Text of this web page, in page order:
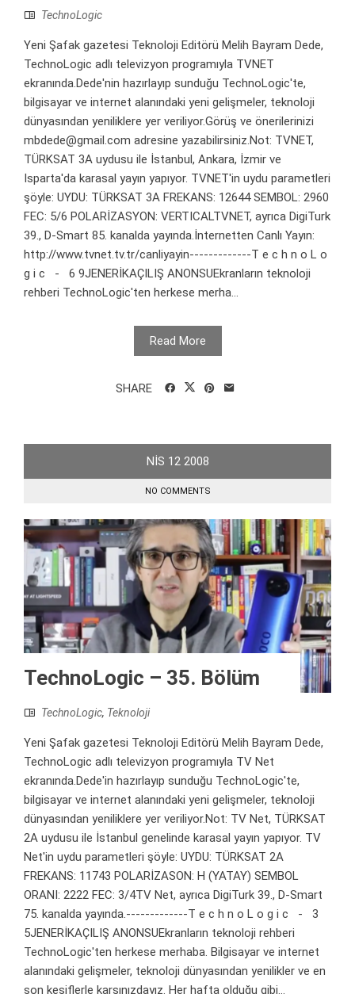
TechnoLogic
Yeni Şafak gazetesi Teknoloji Editörü Melih Bayram Dede,
TechnoLogic adlı televizyon programıyla TVNET
ekranında.Dede'nin hazırlayıp sunduğu TechnoLogic'te,
bilgisayar ve internet alanındaki yeni gelişmeler, teknoloji
dünyasından yeniliklere yer veriliyor.Görüş ve önerilerinizi
mbdede@gmail.com adresine yazabilirsiniz.Not: TVNET,
TÜRKSAT 3A uydusu ile İstanbul, Ankara, İzmir ve
Isparta'da karasal yayın yapıyor. TVNET'in uydu parametleri
şöyle: UYDU: TÜRKSAT 3A FREKANS: 12644 SEMBOL: 2960
FEC: 5/6 POLARİZASYON: VERTICALTVNET, ayrıca DigiTurk
39., D-Smart 85. kanalda yayında.İnternetten Canlı Yayın:
http://www.tvnet.tv.tr/canliyayin-------------T e c h n o L o
g i c - 6 9JENERİKAÇILIŞ ANONSUEkranların teknoloji
rehberi TechnoLogic'ten herkese merha...
Read More
SHARE
NIS 12 2008
NO COMMENTS
TechnoLogic – 35. Bölüm
TechnoLogic, Teknoloji
Yeni Şafak gazetesi Teknoloji Editörü Melih Bayram Dede,
TechnoLogic adlı televizyon programıyla TV Net
ekranında.Dede'in hazırlayıp sunduğu TechnoLogic'te,
bilgisayar ve internet alanındaki yeni gelişmeler, teknoloji
dünyasından yeniliklere yer veriliyor.Not: TV Net, TÜRKSAT
2A uydusu ile İstanbul genelinde karasal yayın yapıyor. TV
Net'in uydu parametleri şöyle: UYDU: TÜRKSAT 2A
FREKANS: 11743 POLARİZASON: H (YATAY) SEMBOL
ORANI: 2222 FEC: 3/4TV Net, ayrıca DigiTurk 39., D-Smart
75. kanalda yayında.-------------T e c h n o L o g i c - 3
5JENERİKAÇILIŞ ANONSUEkranların teknoloji rehberi
TechnoLogic'ten herkese merhaba. Bilgisayar ve internet
alanındaki gelişmeler, teknoloji dünyasından yenilikler ve en
son keşiflerle karşınızdayız. Her hafta olduğu gibi...